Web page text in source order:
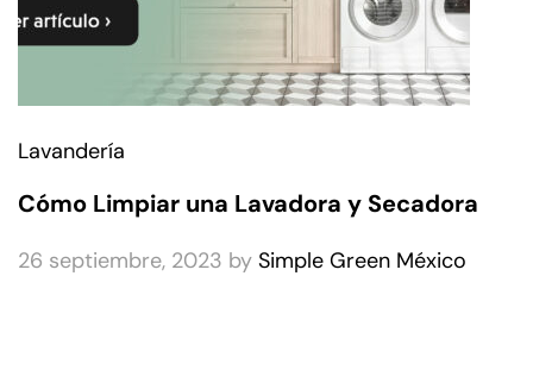
Lavandería
Cómo Limpiar una Lavadora y Secadora
26 septiembre, 2023 by Simple Green México